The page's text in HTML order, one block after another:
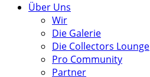
Über Uns
Wir
Die Galerie
Die Collectors Lounge
Pro Community
Partner